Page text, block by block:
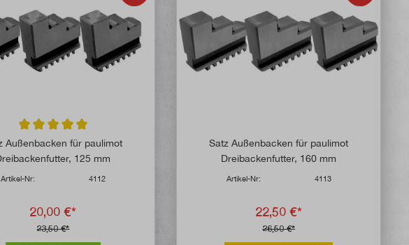
Durchschnittliche Bewertung von 5 von 5 Sternen
Außenbacken für paulimot
125 mm
Artikel-Nr: 4112
20,00 €*
23,50 €*
Satz Außenbacken für paulimot
Dreibackenfutter, 160 mm
Artikel-Nr: 4113
22,50 €*
26,50 €*